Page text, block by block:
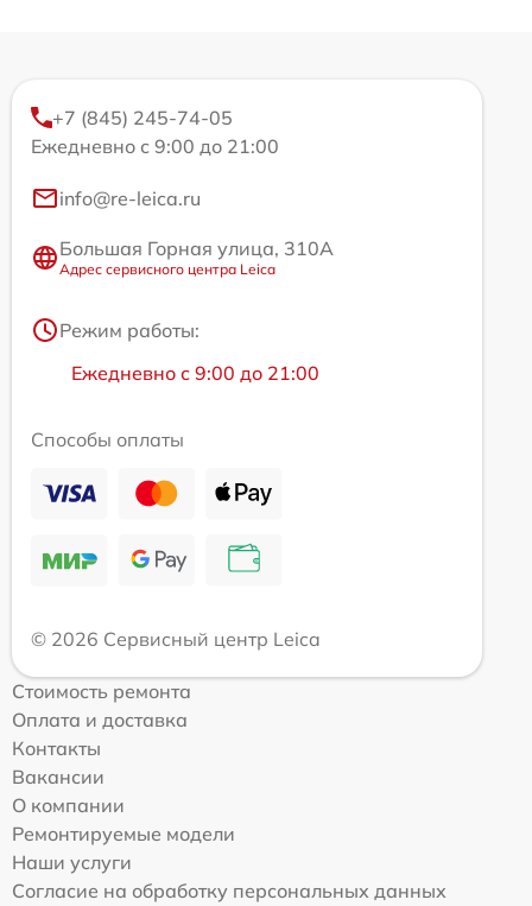
+7 (845) 245-74-05
Ежедневно с 9:00 до 21:00
info@re-leica.ru
Большая Горная улица, 310А
Адрес сервисного центра Leica
Режим работы:
Ежедневно с 9:00 до 21:00
Способы оплаты
© 2026 Сервисный центр Leica
Стоимость ремонта
Оплата и доставка
Контакты
Вакансии
О компании
Ремонтируемые модели
Наши услуги
Согласие на обработку персональных данных